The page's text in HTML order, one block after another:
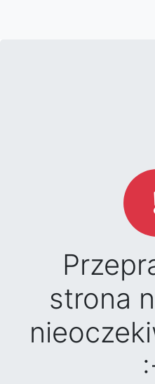
strona